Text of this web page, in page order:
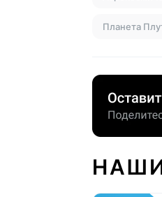
Планета